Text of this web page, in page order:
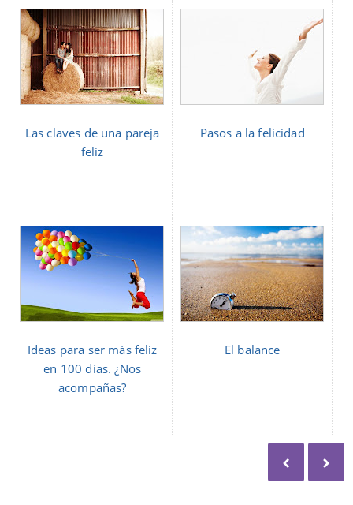
Las claves de una pareja
feliz
Pasos a la felicidad
Ideas para ser más feliz
en 100 días. ¿Nos
acompañas?
El balance